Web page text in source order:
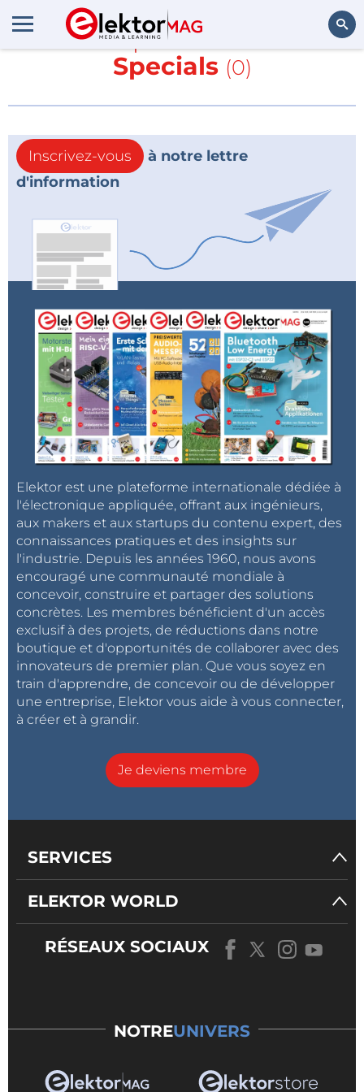
En savoir plus sur
Business
Specials (0)
Inscrivez-vous
à notre lettre
d'information
Elektor est une plateforme internationale dédiée à
l'électronique appliquée, offrant aux ingénieurs,
aux makers et aux startups du contenu expert, des
connaissances pratiques et des insights sur
l'industrie. Depuis les années 1960, nous avons
encouragé une communauté mondiale à
concevoir, construire et partager des solutions
concrètes. Les membres bénéficient d'un accès
exclusif à des projets, de réductions dans notre
boutique et d'opportunités de collaborer avec des
innovateurs de premier plan. Que vous soyez en
train d'apprendre, de concevoir ou de développer
une entreprise, Elektor vous aide à vous connecter,
à créer et à grandir.
Je deviens membre
SERVICES
ELEKTOR WORLD
RÉSEAUX SOCIAUX
NOTREUNIVERS